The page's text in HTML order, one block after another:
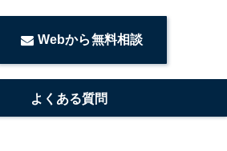
Webから無料相談
よくある質問